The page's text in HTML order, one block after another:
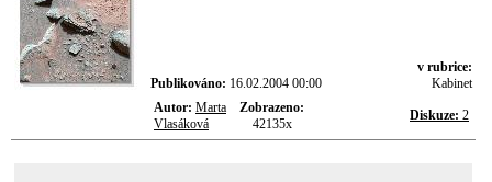
Publikováno: 16.02.2004 00:00
v rubrice:
Kabinet
Autor: Marta
Vlasáková
Zobrazeno:
42135x
Diskuze: 2